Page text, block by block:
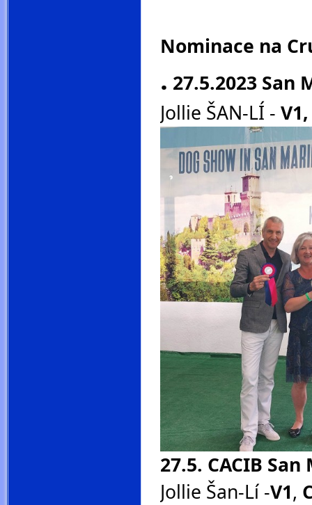
Nominace na
. 27.5.2023 San
Jollie ŠAN-LÍ - V1,
27.5. CACIB
Jollie Šan-Lí -V1,